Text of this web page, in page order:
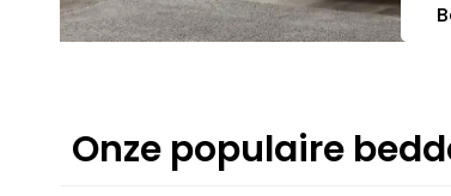
Onze populaire